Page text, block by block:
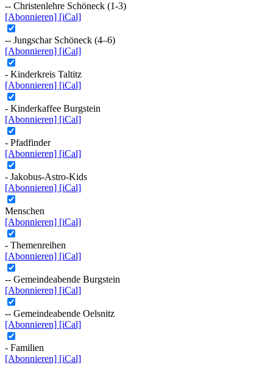
-- Christenlehre Schöneck (1-3)
[Abonnieren] [iCal]
-- Jungschar Schöneck (4–6)
[Abonnieren] [iCal]
- Kinderkreis Taltitz
[Abonnieren] [iCal]
- Kinderkaffee Burgstein
[Abonnieren] [iCal]
- Pfadfinder
[Abonnieren] [iCal]
- Jakobus-Astro-Kids
[Abonnieren] [iCal]
Menschen
[Abonnieren] [iCal]
- Themenreihen
[Abonnieren] [iCal]
-- Gemeindeabende Burgstein
[Abonnieren] [iCal]
-- Gemeindeabende Oelsnitz
[Abonnieren] [iCal]
- Familien
[Abonnieren] [iCal]